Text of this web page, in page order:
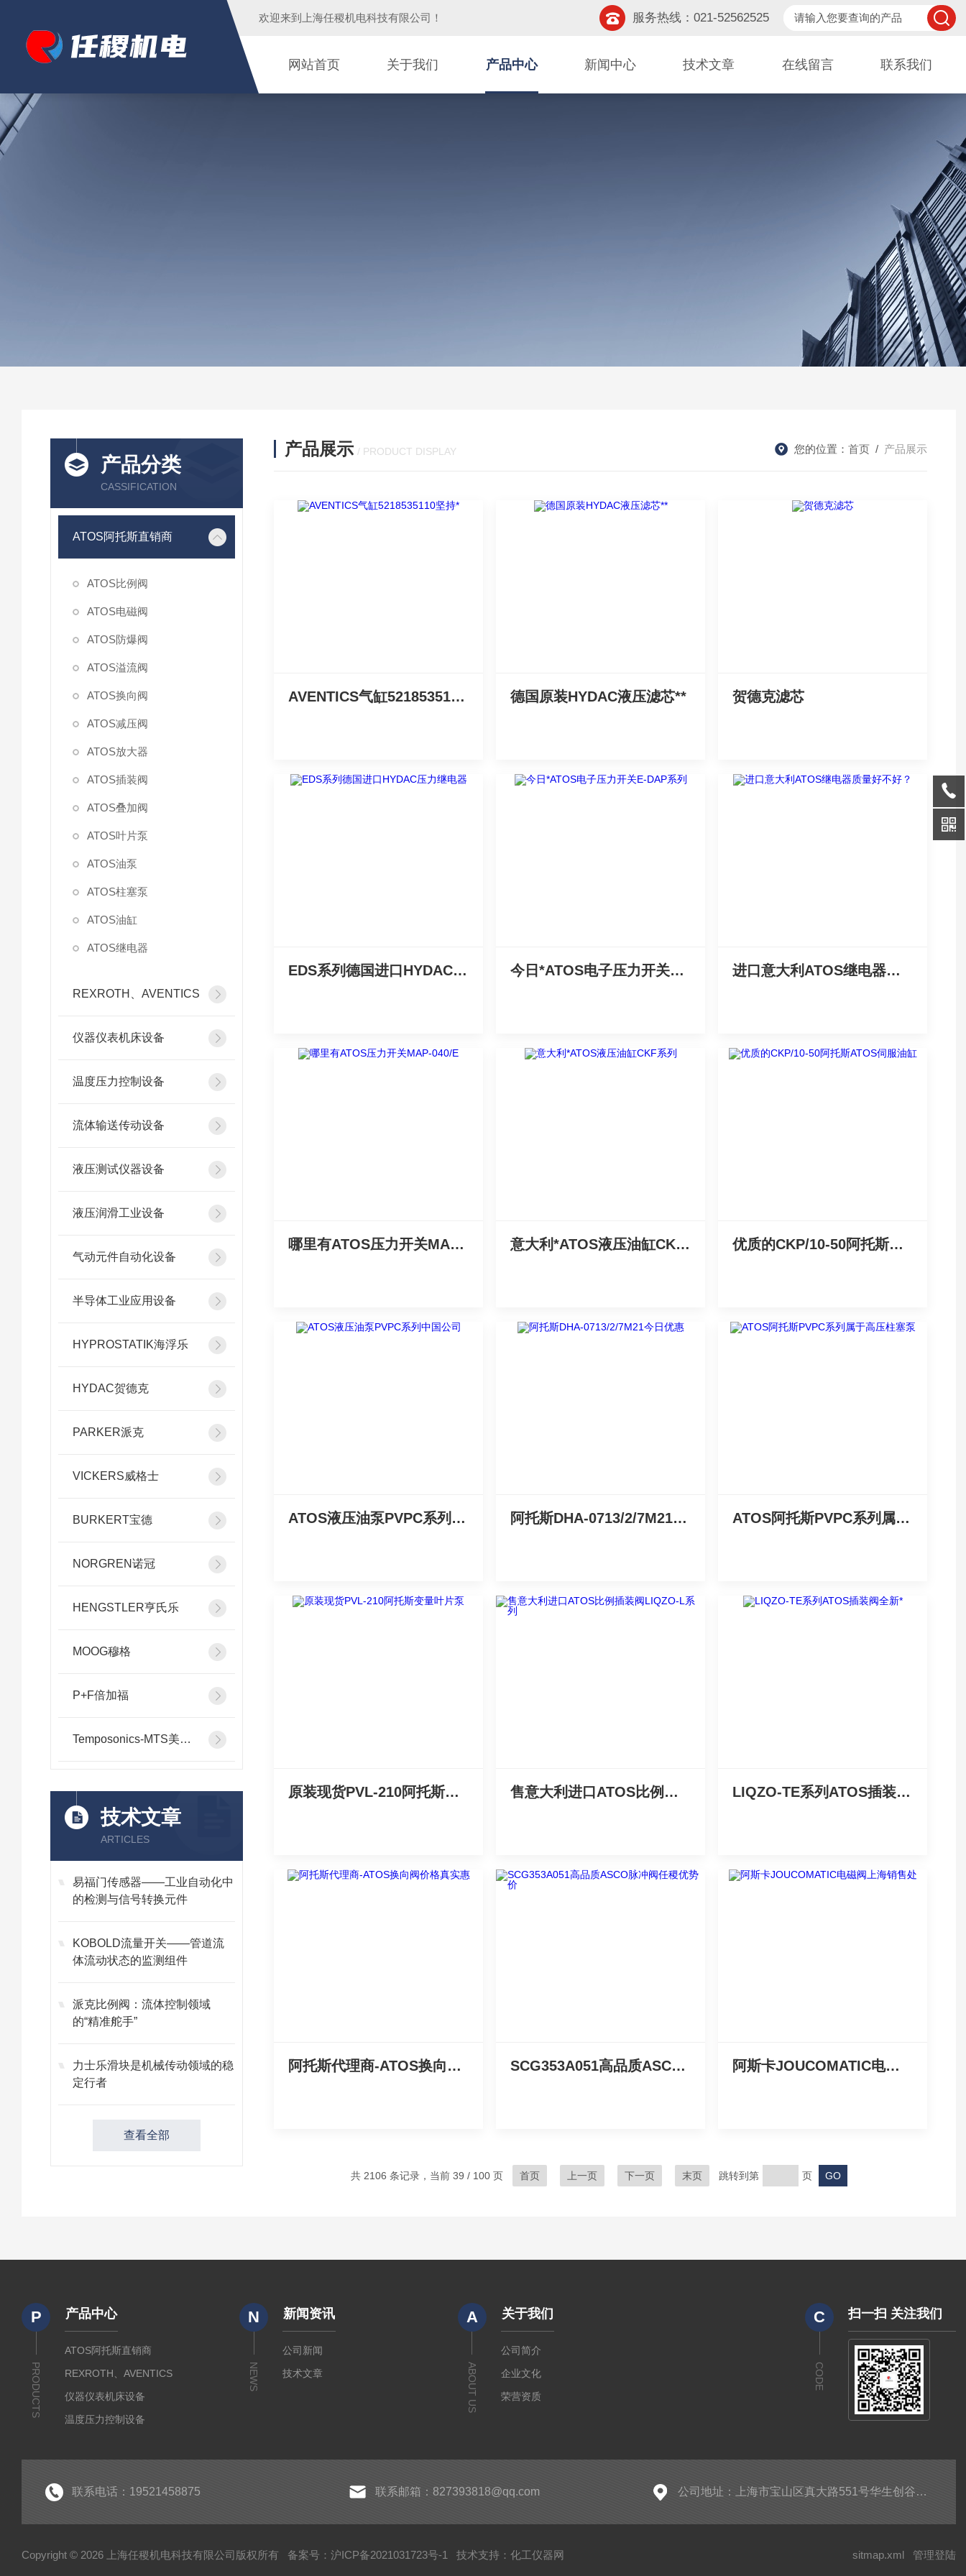
欢迎来到 上海任稷机电科技有限公司 ！ 服务热线：021-52562525
网站首页 关于我们 产品中心 新闻中心 技术文章 在线留言 联系我们
产品分类
CASSIFICATION
ATOS阿托斯直销商
ATOS比例阀
ATOS电磁阀
ATOS防爆阀
ATOS溢流阀
ATOS换向阀
ATOS减压阀
ATOS放大器
ATOS插装阀
ATOS叠加阀
ATOS叶片泵
ATOS油泵
ATOS柱塞泵
ATOS油缸
ATOS继电器
REXROTH、AVENTICS
仪器仪表机床设备
温度压力控制设备
流体输送传动设备
液压测试仪器设备
液压润滑工业设备
气动元件自动化设备
半导体工业应用设备
HYPROSTATIK海浮乐
HYDAC贺德克
PARKER派克
VICKERS威格士
BURKERT宝德
NORGREN诺冠
HENGSTLER亨氏乐
MOOG穆格
P+F倍加福
Temposonics-MTS美斯特
技术文章
ARTICLES
易福门传感器——工业自动化中
的检测与信号转换元件
KOBOLD流量开关——管道流
体流动状态的监测组件
派克比例阀：流体控制领域
的“精准舵手”
力士乐滑块是机械传动领域的稳
定行者
查看全部
产品展示 / PRODUCT DISPLAY 您的位置： 首页 / 产品展示
AVENTICS气缸5218535110坚持* 德国原装HYDAC液压滤芯** 贺德克滤芯
EDS系列德国进口HYDAC压力继电器 今日*ATOS电子压力开关E-DAP系列 进口意大利ATOS继电器质量好不好？
哪里有ATOS压力开关MAP-040/E 意大利*ATOS液压油缸CKF系列 优质的CKP/10-50阿托斯ATOS伺服油缸
ATOS液压油泵PVPC系列中国公司 阿托斯DHA-0713/2/7M21今日优惠 ATOS阿托斯PVPC系列属于高压柱塞泵
原装现货PVL-210阿托斯变量叶片泵 售意大利进口ATOS比例插装阀LIQZO-L系列 LIQZO-TE系列ATOS插装阀全新*
阿托斯代理商-ATOS换向阀价格真实惠 SCG353A051高品质ASCO脉冲阀任稷优势价 阿斯卡JOUCOMATIC电磁阀上海销售处
共 2106 条记录，当前 39 / 100 页 首页 上一页 下一页 末页 跳转到第 页
P
PRODUCTS
产品中心
ATOS阿托斯直销商
REXROTH、AVENTICS
仪器仪表机床设备
温度压力控制设备
液压润滑工业设备
HYPROSTATIK海浮乐
N
NEWS
新闻资讯
公司新闻
技术文章
A
ABOUT US
关于我们
公司简介
企业文化
荣营资质
C
CODE
扫一扫 关注我们
联系电话：19521458875 联系邮箱：827393818@qq.com 公司地址：上海市宝山区真大路551号华生创谷产业园5205
Copyright © 2026 上海任稷机电科技有限公司版权所有 备案号：沪ICP备2021031723号-1 技术支持： 化工仪器网 sitmap.xml 管理登陆